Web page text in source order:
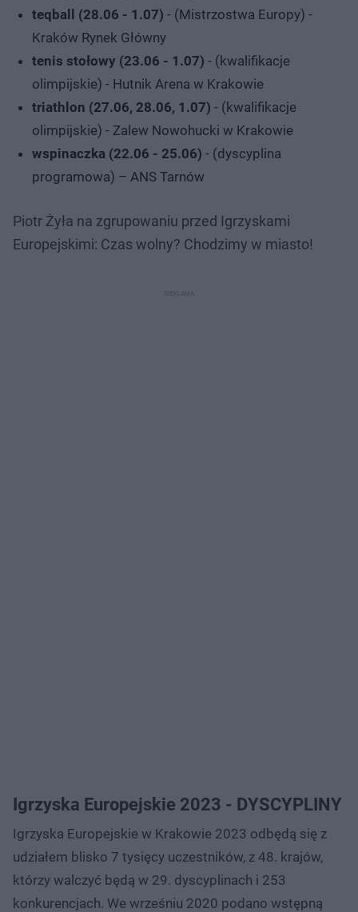
teqball (28.06 - 1.07) - (Mistrzostwa Europy) -
Kraków Rynek Główny
tenis stołowy (23.06 - 1.07) - (kwalifikacje
olimpijskie) - Hutnik Arena w Krakowie
triathlon (27.06, 28.06, 1.07) - (kwalifikacje
olimpijskie) - Zalew Nowohucki w Krakowie
wspinaczka (22.06 - 25.06) - (dyscyplina
programowa) – ANS Tarnów
Piotr Żyła na zgrupowaniu przed Igrzyskami
Europejskimi: Czas wolny? Chodzimy w miasto!
Igrzyska Europejskie 2023 - DYSCYPLINY
Igrzyska Europejskie w Krakowie 2023 odbędą się z
udziałem blisko 7 tysięcy uczestników, z 48. krajów,
którzy walczyć będą w 29. dyscyplinach i 253
konkurencjach. We wrześniu 2020 podano wstępną